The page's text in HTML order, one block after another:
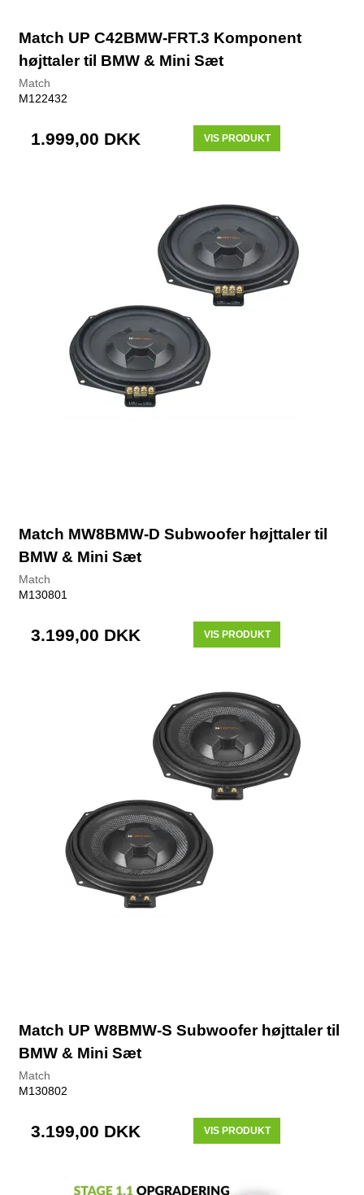
Match UP C42BMW-FRT.3 Komponent
højttaler til BMW & Mini Sæt
Match
M122432
1.999,00 DKK VIS PRODUKT
Match MW8BMW-D Subwoofer højttaler til
BMW & Mini Sæt
Match
M130801
3.199,00 DKK VIS PRODUKT
Match UP W8BMW-S Subwoofer højttaler til
BMW & Mini Sæt
Match
M130802
3.199,00 DKK VIS PRODUKT